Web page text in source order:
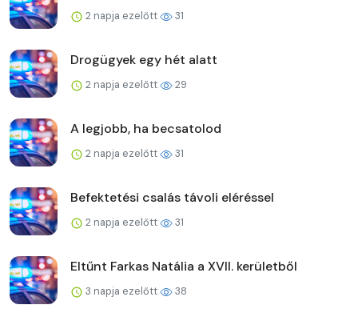
2 napja ezelőtt 31
Drogügyek egy hét alatt
2 napja ezelőtt 29
A legjobb, ha becsatolod
2 napja ezelőtt 31
Befektetési csalás távoli eléréssel
2 napja ezelőtt 31
Eltűnt Farkas Natália a XVII. kerületből
3 napja ezelőtt 38